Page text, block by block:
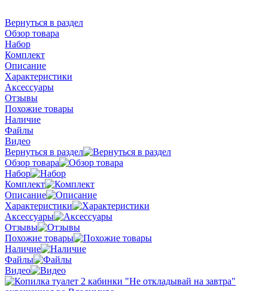
Вернуться в раздел
Обзор товара
Набор
Комплект
Описание
Характеристики
Аксессуары
Отзывы
Похожие товары
Наличие
Файлы
Видео
Вернуться в раздел
Обзор товара
Набор
Комплект
Описание
Характеристики
Аксессуары
Отзывы
Похожие товары
Наличие
Файлы
Видео